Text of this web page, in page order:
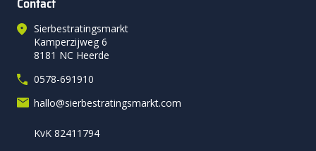
Sierbestratingsmarkt
Kamperzijweg 6
8181 NC Heerde
0578-691910
hallo@sierbestratingsmarkt.com
KvK 82411794